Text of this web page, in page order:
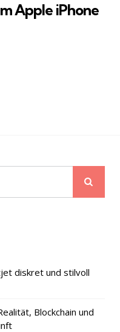
Apple iPhone
diskret und stilvoll
Blockchain und